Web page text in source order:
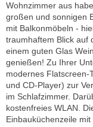
Wohnzimmer aus
großen und sonnigen
mit Balkonmöbeln -
traumhaftem Blick auf
einem guten Glas
genießen! Zu Ihrer
modernes Flatscreen-
und CD-Player) zur
im Schlafzimmer.
kostenfreies WLAN.
Einbauküchenzeile